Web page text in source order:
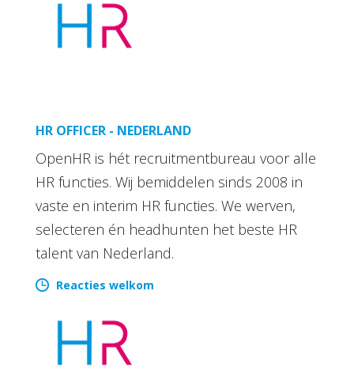
HR OFFICER - NEDERLAND
OpenHR is hét recruitmentbureau voor alle
HR functies. Wij bemiddelen sinds 2008 in
vaste en interim HR functies. We werven,
selecteren én headhunten het beste HR
talent van Nederland.
Reacties welkom